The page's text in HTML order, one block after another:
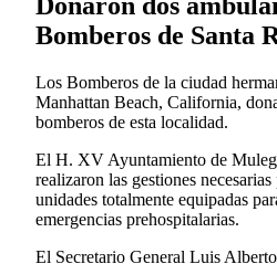
Bomberos de Santa
Los Bomberos de la ciudad
Manhattan Beach, California,
bomberos de esta localidad.
El H. XV Ayuntamiento de
realizaron las gestiones
unidades totalmente equipadas
emergencias prehospitalarias.
El Secretario General Luis